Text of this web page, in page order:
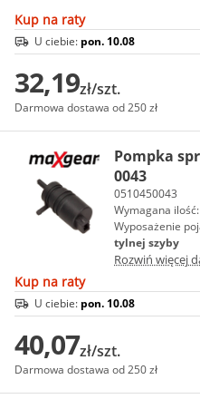
Kup na raty
U ciebie: pon. 10.08
32,19zł/szt.
Darmowa dostawa od 250 zł
Pompka
0043
0510450043
Wymagana ilość:
Wyposażenie
tylnej szyby
Rozwiń więcej
Kup na raty
U ciebie: pon. 10.08
40,07zł/szt.
Darmowa dostawa od 250 zł